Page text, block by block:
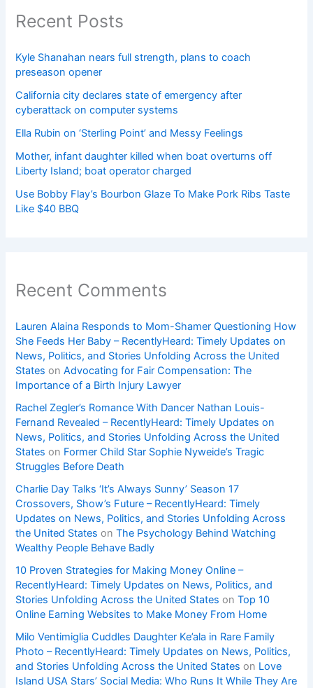
Recent Posts
Kyle Shanahan nears full strength, plans to coach
preseason opener
California city declares state of emergency after
cyberattack on computer systems
Ella Rubin on ‘Sterling Point’ and Messy Feelings
Mother, infant daughter killed when boat overturns off
Liberty Island; boat operator charged
Use Bobby Flay’s Bourbon Glaze To Make Pork Ribs Taste
Like $40 BBQ
Recent Comments
Lauren Alaina Responds to Mom-Shamer Questioning How
She Feeds Her Baby – RecentlyHeard: Timely Updates on
News, Politics, and Stories Unfolding Across the United
States onAdvocating for Fair Compensation: The
Importance of a Birth Injury Lawyer
Rachel Zegler’s Romance With Dancer Nathan Louis-
Fernand Revealed – RecentlyHeard: Timely Updates on
News, Politics, and Stories Unfolding Across the United
States on Former Child Star Sophie Nyweide’s Tragic
Struggles Before Death
Charlie Day Talks ‘It’s Always Sunny’ Season 17
Crossovers, Show’s Future – RecentlyHeard: Timely
Updates on News, Politics, and Stories Unfolding Across
the United States onThe Psychology Behind Watching
Wealthy People Behave Badly
10 Proven Strategies for Making Money Online –
RecentlyHeard: Timely Updates on News, Politics, and
Stories Unfolding Across the United States onTop 10
Online Earning Websites to Make Money From Home
Milo Ventimiglia Cuddles Daughter Ke’ala in Rare Family
Photo – RecentlyHeard: Timely Updates on News, Politics,
and Stories Unfolding Across the United States on Love
Island USA Stars’ Social Media: Who Runs It While They Are